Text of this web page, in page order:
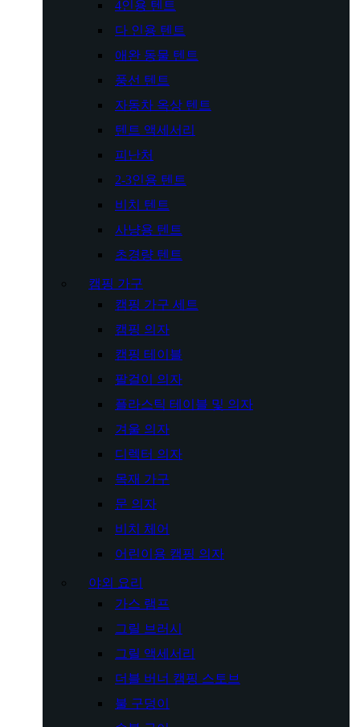
4인용 텐트
다 인용 텐트
애완 동물 텐트
풍선 텐트
자동차 옥상 텐트
텐트 액세서리
피난처
2-3인용 텐트
비치 텐트
사냥용 텐트
초경량 텐트
캠핑 가구
캠핑 가구 세트
캠핑 의자
캠핑 테이블
팔걸이 의자
플라스틱 테이블 및 의자
겨울 의자
디렉터 의자
목재 가구
문 의자
비치 체어
어린이용 캠핑 의자
야외 요리
가스 램프
그릴 브러시
그릴 액세서리
더블 버너 캠핑 스토브
불 구덩이